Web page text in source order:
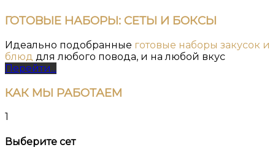
ГОТОВЫЕ НАБОРЫ: СЕТЫ И БОКСЫ
Идеально подобранные готовые наборы закусок и
блюд для любого повода, и на любой вкус
Перейти...
КАК МЫ РАБОТАЕМ
1
Выберите сет